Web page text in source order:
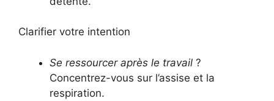
Clarifier votre intention
Se ressourcer après le travail ?
Concentrez-vous sur l’assise et la
respiration.